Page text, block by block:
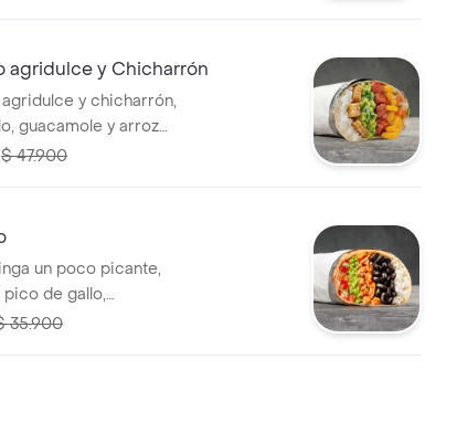
agridulce y Chicharrón
y chicharrón,
guacamole y arroz
harina de trigo *
$ 47.900
un poco picante,
de gallo,
blanco en tortilla de
35.900